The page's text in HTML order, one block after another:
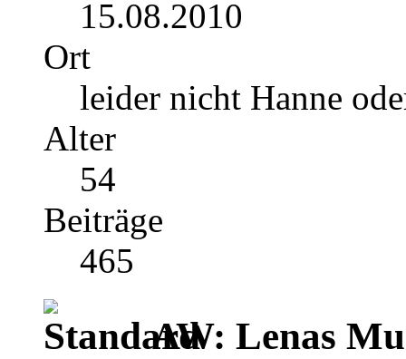
15.08.2010
Ort
leider nicht Hanne
Alter
54
Beiträge
465
AW: Lenas